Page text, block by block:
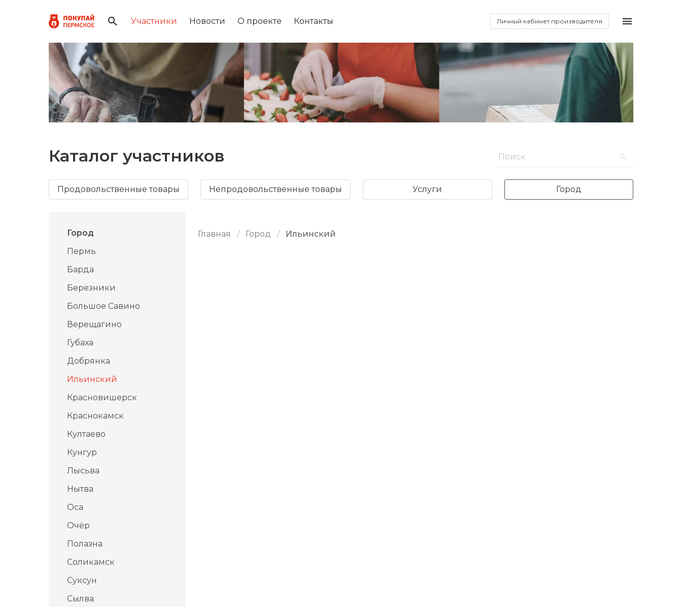
Участники Новости О проекте Контакты Личный кабинет производителя
Каталог участников
Продовольственные товары Непродовольственные товары Услуги Город
Город
Пермь
Барда
Березники
Большое Савино
Верещагино
Губаха
Добрянка
Ильинский
Красновишерск
Краснокамск
Култаево
Кунгур
Лысьва
Нытва
Оса
Очёр
Полазна
Соликамск
Суксун
Сылва
Главная Город Ильинский